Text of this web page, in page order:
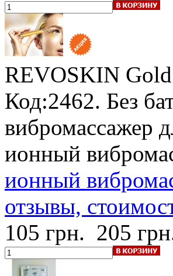
REVOSKIN Gold
Код:2462. Без
вибромассажер
ионный
ионный
отзывы,
105 грн. 205